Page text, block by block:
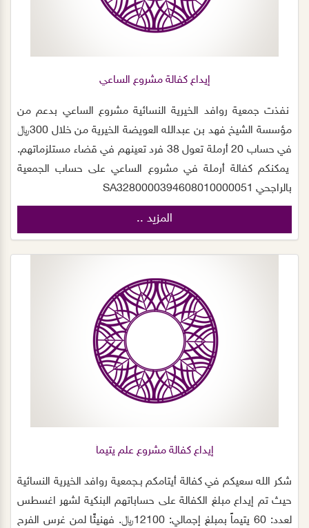
إيداع كفالة مشروع الساعي
نفذت جمعية روافد الخيرية النسائية مشروع الساعي بدعم من
مؤسسة الشيخ فهد بن عبدالله العويضة الخيرية من خلال 300﷼
في حساب 20 أرملة تعول 38 فرد تعينهم في قضاء مستلزماتهم.
يمكنكم كفالة أرملة في مشروع الساعي على حساب الجمعية
بالراجحي SA3280000394608010000051
المزيد ..
إيداع كفالة مشروع علم يتيماً
شكر الله سعيكم في كفالة أيتامكم بـجمعية روافد الخيرية النسائية
حيث تم إيداع مبلغ الكفالة على حساباتهم البنكية لشهر اغسطس
لعدد: 60 يتيماً بمبلغ إجمالي: 12100﷼. فهنيئًا لمن غرس الفرح